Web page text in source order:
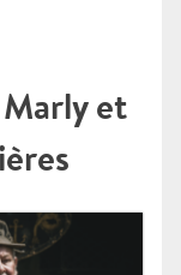
et